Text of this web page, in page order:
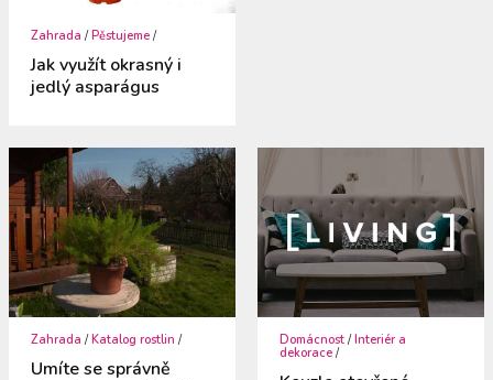
Zahrada /Pěstujeme /
Jak využít okrasný i
jedlý asparágus
Zahrada / Katalog rostlin /
Umíte se správně
Domácnost / Interiér a
dekorace /